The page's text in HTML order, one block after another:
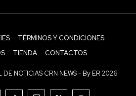
TÉRMINOS Y CONDICIONES
TIENDA CONTACTOS
NOTICIAS CRN NEWS - By ER 2026